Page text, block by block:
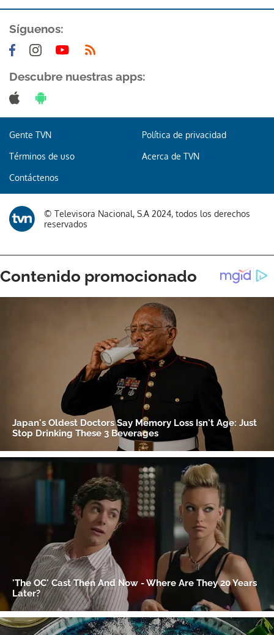
Síguenos:
Descubre nuestras apps:
Gente TVN Política de privacidad
Términos de uso Acerca de TVN
Contáctenos
© Televisora Nacional, S.A 2024, todos los derechos
reservados